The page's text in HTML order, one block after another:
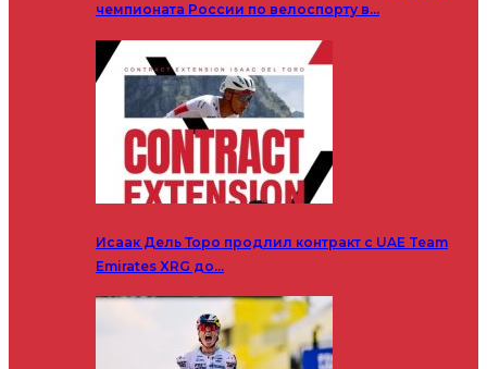
чемпионата России по велоспорту в…
Исаак Дель Торо продлил контракт с UAE Team
Emirates XRG до…